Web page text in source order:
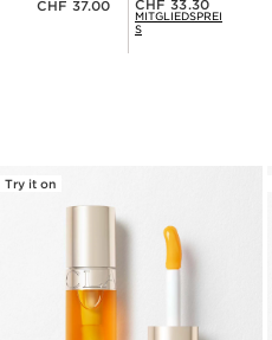
CHF 37.00 Mitgliederpreis CHF 33.30
CHF 33.30
MITGLIEDSPREI
S
Try it on